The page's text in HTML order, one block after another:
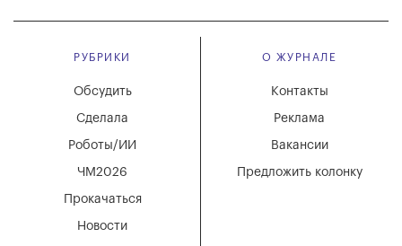
РУБРИКИ
Новости
Обсудить
Сделала
Роботы/ИИ
ЧМ2026
Прокачаться
О ЖУРНАЛЕ
Вакансии
Реклама
Контакты
Предложить колонку